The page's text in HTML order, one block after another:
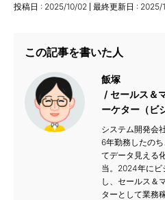
投稿日 : 2025/10/02 最終更新日 : 2025/
この記事を書いた人
飯塚
セールス＆
ーケター（ビ
システム開発会
6年勤務したの
てデータ見える
当。2024年にビ
し、セールス＆
ターとして業務